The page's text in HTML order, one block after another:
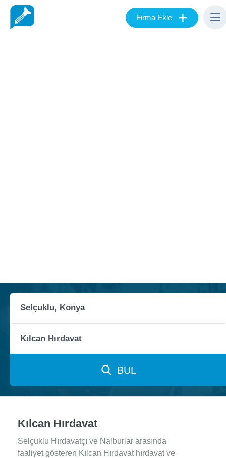
Firma Ekle +
BUL
Kılcan Hırdavat
Selçuklu Hırdavatçı ve Nalburlar arasında
faaliyet gösteren Kılcan Hırdavat hırdavat ve